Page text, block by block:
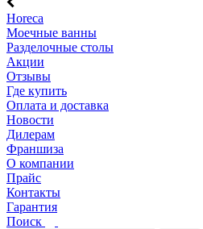
Horeca
Моечные ванны
Разделочные столы
Акции
Отзывы
Где купить
Оплата и доставка
Новости
Дилерам
Франшиза
О компании
Прайс
Контакты
Гарантия
Поиск